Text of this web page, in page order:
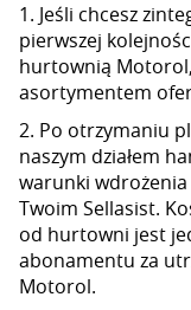
1. Jeśli chcesz
pierwszej
hurtownią
asortymentem
2. Po otrzymaniu
naszym działem
warunki
Twoim Sellasist.
od hurtowni jest
abonamentu za
Motorol.